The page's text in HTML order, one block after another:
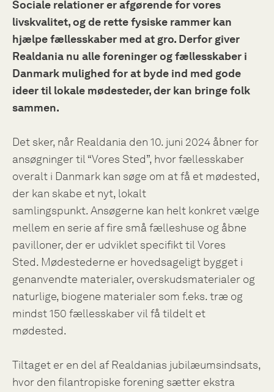
Sociale relationer er afgørende for vores
livskvalitet, og de rette fysiske rammer kan
hjælpe fællesskaber med at gro. Derfor giver
Realdania nu alle foreninger og fællesskaber i
Danmark mulighed for at byde ind med gode
ideer til lokale mødesteder, der kan bringe folk
sammen.
Det sker, når Realdania den 10. juni 2024 åbner for
ansøgninger til “Vores Sted”, hvor fællesskaber
overalt i Danmark kan søge om at få et mødested,
der kan skabe et nyt, lokalt
samlingspunkt. Ansøgerne kan helt konkret vælge
mellem en serie af fire små fælleshuse og åbne
pavilloner, der er udviklet specifikt til Vores
Sted. Mødestederne er hovedsageligt bygget i
genanvendte materialer, overskudsmaterialer og
naturlige, biogene materialer som f.eks. træ og
mindst 150 fællesskaber vil få tildelt et
mødested.
Tiltaget er en del af Realdanias jubilæumsindsats,
hvor den filantropiske forening sætter ekstra